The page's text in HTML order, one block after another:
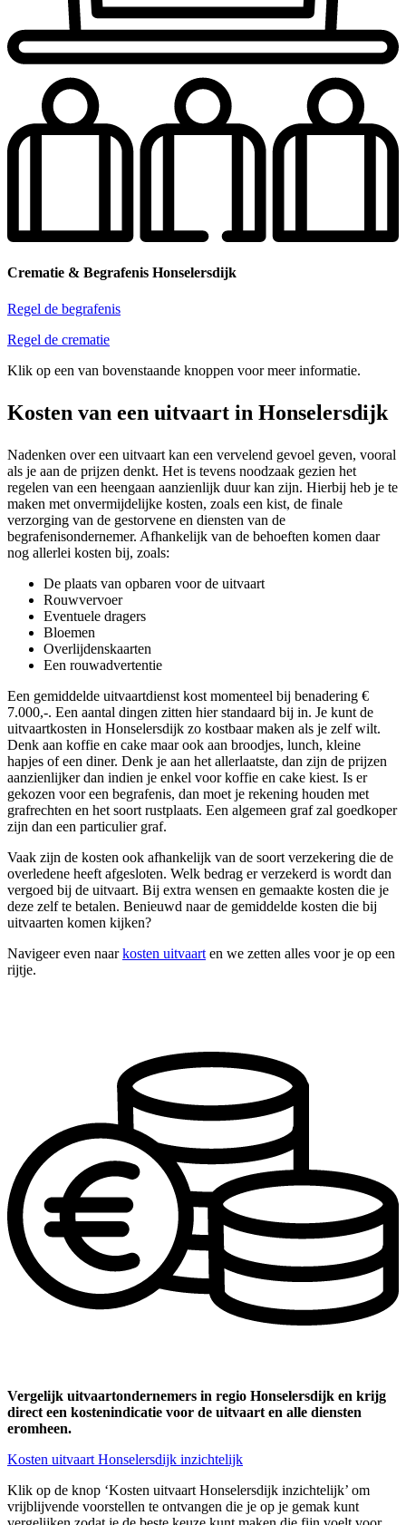
Crematie & Begrafenis Honselersdijk
Regel de begrafenis
Regel de crematie
Klik op een van bovenstaande knoppen voor meer informatie.
Kosten van een uitvaart in Honselersdijk
Nadenken over een uitvaart kan een vervelend gevoel geven, vooral
als je aan de prijzen denkt. Het is tevens noodzaak gezien het
regelen van een heengaan aanzienlijk duur kan zijn. Hierbij heb je te
maken met onvermijdelijke kosten, zoals een kist, de finale
verzorging van de gestorvene en diensten van de
begrafenisondernemer. Afhankelijk van de behoeften komen daar
nog allerlei kosten bij, zoals:
De plaats van opbaren voor de uitvaart
Rouwvervoer
Eventuele dragers
Bloemen
Overlijdenskaarten
Een rouwadvertentie
Een gemiddelde uitvaartdienst kost momenteel bij benadering €
7.000,-. Een aantal dingen zitten hier standaard bij in. Je kunt de
uitvaartkosten in Honselersdijk zo kostbaar maken als je zelf wilt.
Denk aan koffie en cake maar ook aan broodjes, lunch, kleine
hapjes of een diner. Denk je aan het allerlaatste, dan zijn de prijzen
aanzienlijker dan indien je enkel voor koffie en cake kiest. Is er
gekozen voor een begrafenis, dan moet je rekening houden met
grafrechten en het soort rustplaats. Een algemeen graf zal goedkoper
zijn dan een particulier graf.
Vaak zijn de kosten ook afhankelijk van de soort verzekering die de
overledene heeft afgesloten. Welk bedrag er verzekerd is wordt dan
vergoed bij de uitvaart. Bij extra wensen en gemaakte kosten die je
deze zelf te betalen. Benieuwd naar de gemiddelde kosten die bij
uitvaarten komen kijken?
Navigeer even naarkosten uitvaart en we zetten alles voor je op een
rijtje.
Vergelijk uitvaartondernemers in regio Honselersdijk en krijg
direct een kostenindicatie voor de uitvaart en alle diensten
eromheen.
Kosten uitvaart Honselersdijk inzichtelijk
Klik op de knop ‘Kosten uitvaart Honselersdijk inzichtelijk’ om
vrijblijvende voorstellen te ontvangen die je op je gemak kunt